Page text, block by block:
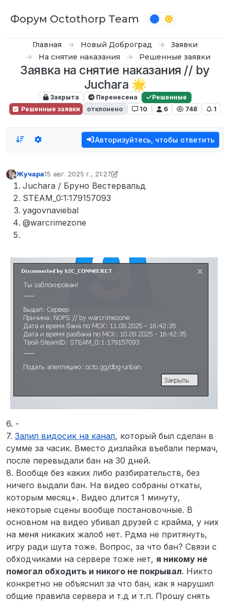
Форум Octothorp Team
Главная Новый Доброград
Заявки
На снятие наказания
Решенные заявки
Заявка на снятие наказания // by
Juchara 🌟
Закрыта Перенесена
Решенные
Решенные заявки
отклонено 10 6 748 1
Авторизуйтесь, чтобы ответить
Не в сети
Жучара15 авг. 2025 г., 21:27
отредактировано Жучара
Juchara / Бруно Вестервальд
STEAM_0:1:179157093
yagovnaviebal
@warcrimezone
6. -
7. Залил видосик на канал, который был сделан в
сумме за часик. Вместо дизлайка въебали пермач,
после перевыдали бан на 30 дней.
8. Вообще без каких либо разбирательств, без
ничего выдали бан. На видео собраны откаты,
которым месяц+. Видео длится 1 минуту,
некоторые сцены вообще постановочные. В
основном на видео убивал друзей с крайма, у них
на меня никаких жалоб нет. Рдма не притянуть,
игру ради шута тоже. Вопрос, за что бан? Связи с
обходчиками на сервере тоже нет, я никому не
помогал обходить и никого не покрывал. Никто
конкретно не объяснил за что бан, как я нарушил
общие правила сервера и т.д и т.п. Прошу снять